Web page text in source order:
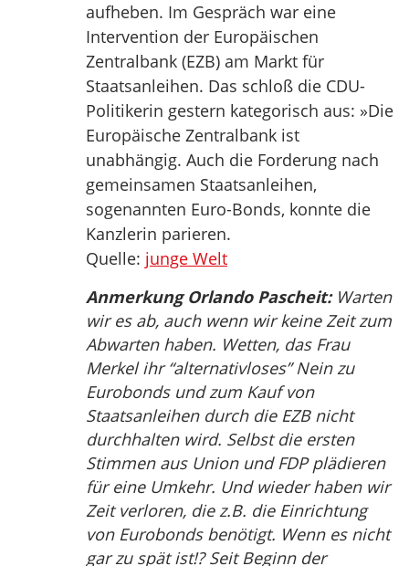
aufheben. Im Gespräch war eine
Intervention der Europäischen
Zentralbank (EZB) am Markt für
Staatsanleihen. Das schloß die CDU-
Politikerin gestern kategorisch aus: »Die
Europäische Zentralbank ist
unabhängig. Auch die Forderung nach
gemeinsamen Staatsanleihen,
sogenannten Euro-Bonds, konnte die
Kanzlerin parieren.
Quelle: junge Welt
Anmerkung Orlando Pascheit:Warten
wir es ab, auch wenn wir keine Zeit zum
Abwarten haben. Wetten, das Frau
Merkel ihr “alternativloses” Nein zu
Eurobonds und zum Kauf von
Staatsanleihen durch die EZB nicht
durchhalten wird. Selbst die ersten
Stimmen aus Union und FDP plädieren
für eine Umkehr. Und wieder haben wir
Zeit verloren, die z.B. die Einrichtung
von Eurobonds benötigt. Wenn es nicht
gar zu spät ist!? Seit Beginn der